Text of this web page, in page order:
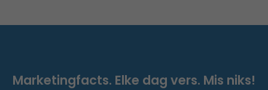
Marketingfacts. Elke dag vers. Mis niks!